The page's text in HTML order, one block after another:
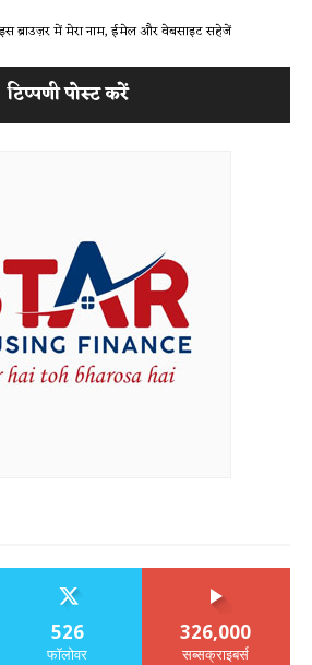
ब्राउज़र में मेरा नाम, ईमेल और वेबसाइट सहेजें
526
फॉलोवर
326,000
सब्सक्राइबर्स